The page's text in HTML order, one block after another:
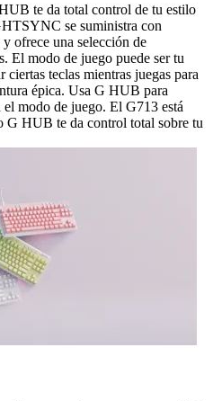
te da total control de tu estilo
se suministra con
ofrece una selección de
El modo de juego puede ser tu
teclas mientras juegas para
épica. Usa G HUB para
el modo de juego. El G713 está
G HUB te da control total sobre tu